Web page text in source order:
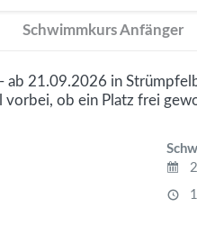
Schwimmkurs Anfänger
ab 21.09.2026 in
vorbei, ob ein Platz frei